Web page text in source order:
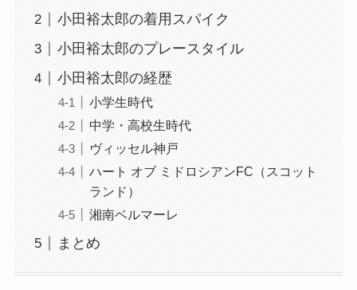
小田裕太郎の着用スパイク
小田裕太郎のプレースタイル
小田裕太郎の経歴
小学生時代
中学・高校生時代
ヴィッセル神戸
ハート オブ ミドロシアンFC（スコット
ランド）
湘南ベルマーレ
まとめ